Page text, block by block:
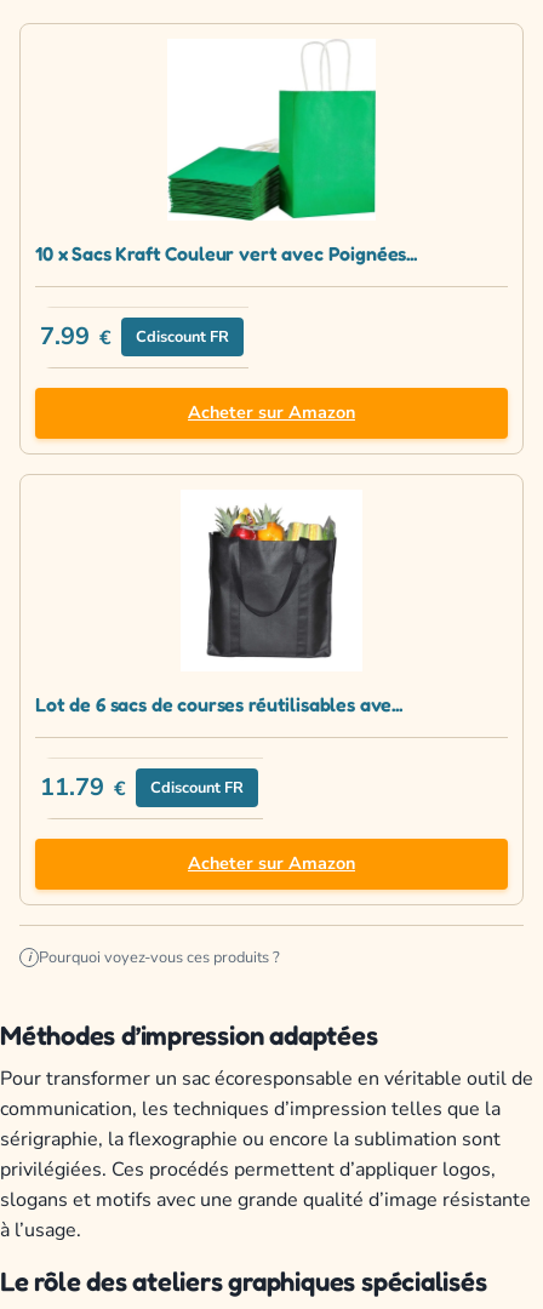
10 x Sacs Kraft Couleur vert avec Poignées...
7.99 € Cdiscount FR
Acheter sur Amazon
Lot de 6 sacs de courses réutilisables ave...
11.79 € Cdiscount FR
Acheter sur Amazon
i Pourquoi voyez-vous ces produits ?
Méthodes d’impression adaptées
Pour transformer un sac écoresponsable en véritable outil de
communication, les techniques d’impression telles que la
sérigraphie, la flexographie ou encore la sublimation sont
privilégiées. Ces procédés permettent d’appliquer logos,
slogans et motifs avec une grande qualité d’image résistante
à l’usage.
Le rôle des ateliers graphiques spécialisés